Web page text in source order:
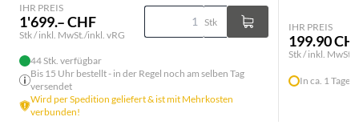
IHR PREIS
1'699.– CHF
Stk / inkl. MwSt./inkl. vRG
Stk
44 Stk. verfügbar
Bis 15 Uhr bestellt - in der Regel noch am selben Tag
versendet
Wird per Spedition geliefert & ist mit Mehrkosten
verbunden!
IHR PREIS
199.90
Stk / inkl.
In ca. 1